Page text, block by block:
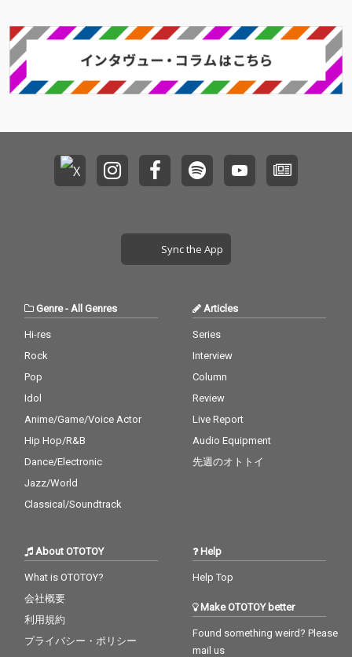
Sync the App
Genre- All Genres
Hi-res
Rock
Pop
Idol
Anime/Game/Voice Actor
Hip Hop/R&B
Dance/Electronic
Jazz/World
Classical/Soundtrack
Articles
Series
Interview
Column
Review
Live Report
Audio Equipment
先週のオトトイ
About OTOTOY
What is OTOTOY?
会社概要
利用規約
プライバシー・ポリシー
Help
Help Top
Make OTOTOY better
Found something weird? Please
mail us